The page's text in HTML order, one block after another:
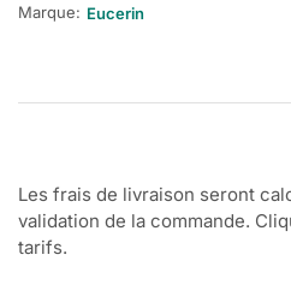
Marque: Eucerin
Les frais de livraison seront
validation de la commande.
tarifs.